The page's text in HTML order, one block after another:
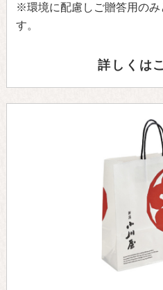
※環境に配慮しご贈答用のみ
す。
詳しくは